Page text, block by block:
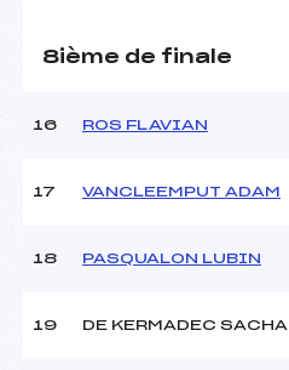
8ième de finale
16 ROS FLAVIAN
17 VANCLEEMPUT ADAM
18 PASQUALON LUBIN
19 DE KERMADEC SACHA